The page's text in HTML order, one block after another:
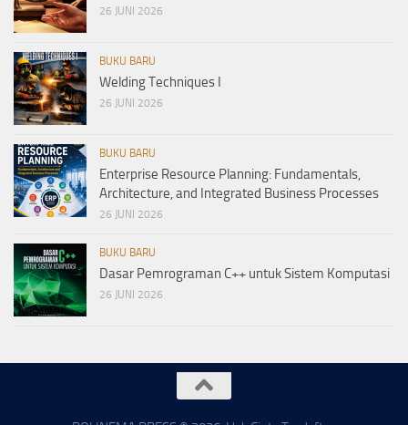
26 JUNI 2026
BUKU BARU
Welding Techniques I
26 JUNI 2026
BUKU BARU
Enterprise Resource Planning: Fundamentals,
Architecture, and Integrated Business Processes
26 JUNI 2026
BUKU BARU
Dasar Pemrograman C++ untuk Sistem Komputasi
26 JUNI 2026